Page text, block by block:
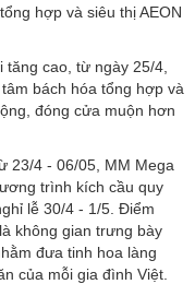
hợp và siêu thị AEON
cao, từ ngày 25/4,
bách hóa tổng hợp và
đóng cửa muộn hơn
23/4 - 06/05, MM Mega
trình kích cầu quy
lễ 30/4 - 1/5. Điểm
không gian trưng bày
đưa tinh hoa làng
của mỗi gia đình Việt.